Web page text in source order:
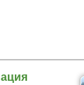
для